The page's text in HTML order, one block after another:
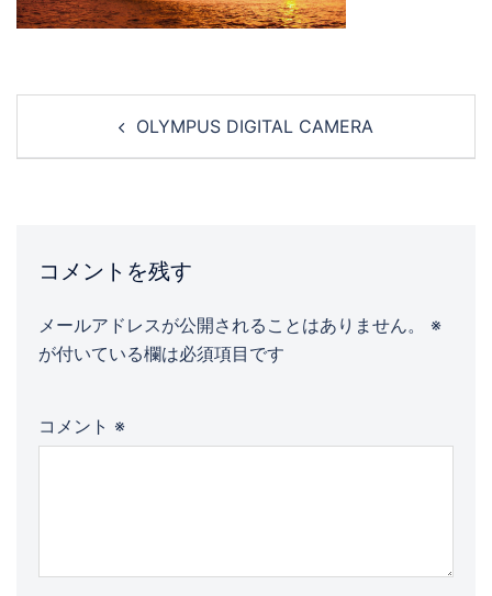
OLYMPUS DIGITAL CAMERA
コメントを残す
メールアドレスが公開されることはありません。
※
が付いている欄は必須項目です
コメント ※